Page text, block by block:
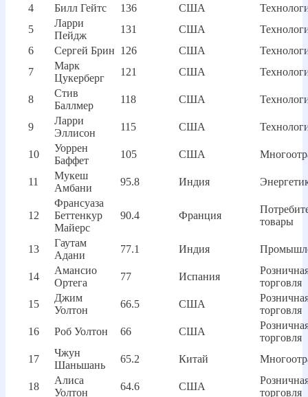
4 Билл Гейтс 136 США
5
Ларри
Пейдж
131 США
6
Сергей Брин 126 США
7
Марк
Цукерберг
121 США
8
Стив
Баллмер
118 США
9
Ларри
Эллисон
115 США
10
Уоррен
Баффет
105 США
11
Мукеш
Амбани
95.8 Индия
12
Франсуаза
Беттенкур
Майерс
90.4 Франция
товары
13
Гаутам
Адани
77.1 Индия
14
Амансио
Ортега
77 Испания
торговля
15
Джим
Уолтон
66.5 США
торговля
16
Роб Уолтон 66 США
торговля
17
Чжун
Шаньшань
65.2 Китай
18
Алиса
Уолтон
64.6 США
торговля